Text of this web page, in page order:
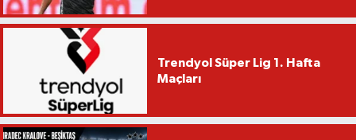
Trendyol Süper Lig 1. Hafta
Maçları